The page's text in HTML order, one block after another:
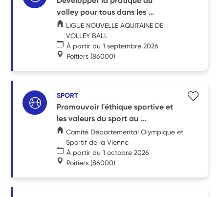
volley pour tous dans les ...
LIGUE NOUVELLE AQUITAINE DE
VOLLEY BALL
À partir du 1 septembre 2026
Poitiers (86000)
SPORT
Promouvoir l'éthique sportive et
les valeurs du sport au ...
Comité Départemental Olympique et
Sportif de la Vienne
À partir du 1 octobre 2026
Poitiers (86000)